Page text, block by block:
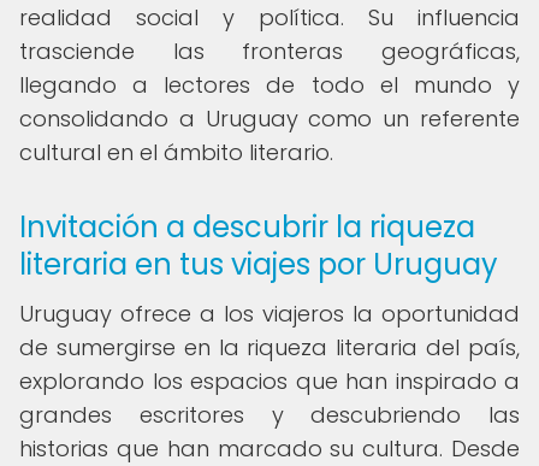
realidad social y política. Su influencia
trasciende las fronteras geográficas,
llegando a lectores de todo el mundo y
consolidando a Uruguay como un referente
cultural en el ámbito literario.
Invitación a descubrir la riqueza
literaria en tus viajes por Uruguay
Uruguay ofrece a los viajeros la oportunidad
de sumergirse en la riqueza literaria del país,
explorando los espacios que han inspirado a
grandes escritores y descubriendo las
historias que han marcado su cultura. Desde